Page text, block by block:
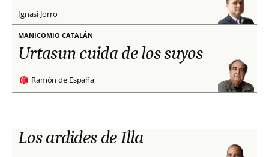
Ignasi Jorro
MANICOMIO CATALÁN
Urtasun cuida de los suyos
Ramón de España
Los ardides de Illa